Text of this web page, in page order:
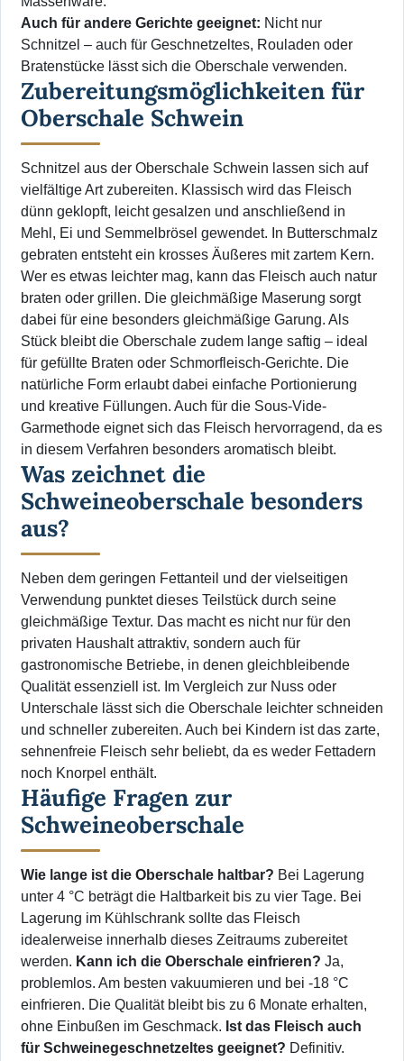
Auch für andere Gerichte geeignet: Nicht nur
Schnitzel – auch für Geschnetzeltes, Rouladen oder
Bratenstücke lässt sich die Oberschale verwenden.
Zubereitungsmöglichkeiten für
Oberschale Schwein
Schnitzel aus der Oberschale Schwein lassen sich auf
vielfältige Art zubereiten. Klassisch wird das Fleisch
dünn geklopft, leicht gesalzen und anschließend in
Mehl, Ei und Semmelbrösel gewendet. In Butterschmalz
gebraten entsteht ein krosses Äußeres mit zartem Kern.
Wer es etwas leichter mag, kann das Fleisch auch natur
braten oder grillen. Die gleichmäßige Maserung sorgt
dabei für eine besonders gleichmäßige Garung. Als
Stück bleibt die Oberschale zudem lange saftig – ideal
für gefüllte Braten oder Schmorfleisch-Gerichte. Die
natürliche Form erlaubt dabei einfache Portionierung
und kreative Füllungen. Auch für die Sous-Vide-
Garmethode eignet sich das Fleisch hervorragend, da es
in diesem Verfahren besonders aromatisch bleibt.
Was zeichnet die
Schweineoberschale besonders
aus?
Neben dem geringen Fettanteil und der vielseitigen
Verwendung punktet dieses Teilstück durch seine
gleichmäßige Textur. Das macht es nicht nur für den
privaten Haushalt attraktiv, sondern auch für
gastronomische Betriebe, in denen gleichbleibende
Qualität essenziell ist. Im Vergleich zur Nuss oder
Unterschale lässt sich die Oberschale leichter schneiden
und schneller zubereiten. Auch bei Kindern ist das zarte,
sehnenfreie Fleisch sehr beliebt, da es weder Fettadern
noch Knorpel enthält.
Häufige Fragen zur
Schweineoberschale
Wie lange ist die Oberschale haltbar? Bei Lagerung
unter 4 °C beträgt die Haltbarkeit bis zu vier Tage. Bei
Lagerung im Kühlschrank sollte das Fleisch
idealerweise innerhalb dieses Zeitraums zubereitet
werden. Kann ich die Oberschale einfrieren? Ja,
problemlos. Am besten vakuumieren und bei -18 °C
einfrieren. Die Qualität bleibt bis zu 6 Monate erhalten,
ohne Einbußen im Geschmack. Ist das Fleisch auch
für Schweinegeschnetzeltes geeignet? Definitiv.